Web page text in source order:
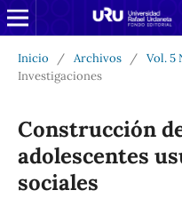
Inicio / Archivos / Vol. 5
Investigaciones
Construcción
adolescentes
sociales